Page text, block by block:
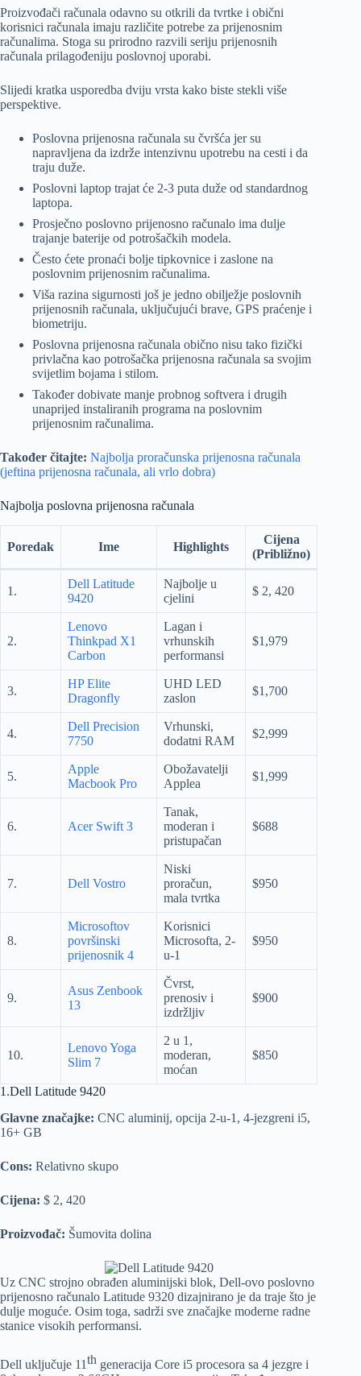
Proizvođači računala odavno su otkrili da tvrtke i obični
korisnici računala imaju različite potrebe za prijenosnim
računalima. Stoga su prirodno razvili seriju prijenosnih
računala prilagođeniju poslovnoj uporabi.
Slijedi kratka usporedba dviju vrsta kako biste stekli više
perspektive.
Poslovna prijenosna računala su čvršća jer su
napravljena da izdrže intenzivnu upotrebu na cesti i da
traju duže.
Poslovni laptop trajat će 2-3 puta duže od standardnog
laptopa.
Prosječno poslovno prijenosno računalo ima dulje
trajanje baterije od potrošačkih modela.
Često ćete pronaći bolje tipkovnice i zaslone na
poslovnim prijenosnim računalima.
Viša razina sigurnosti još je jedno obilježje poslovnih
prijenosnih računala, uključujući brave, GPS praćenje i
biometriju.
Poslovna prijenosna računala obično nisu tako fizički
privlačna kao potrošačka prijenosna računala sa svojim
svijetlim bojama i stilom.
Također dobivate manje probnog softvera i drugih
unaprijed instaliranih programa na poslovnim
prijenosnim računalima.
Također čitajte: Najbolja proračunska prijenosna računala
(jeftina prijenosna računala, ali vrlo dobra)
Najbolja poslovna prijenosna računala
Poredak Ime Highlights
Cijena
(Približno)
1.
Dell Latitude
9420
Najbolje u
cjelini
$ 2, 420
2.
Lenovo
Thinkpad X1
Carbon
Lagan i
vrhunskih
performansi
$1,979
3.
HP Elite
Dragonfly
UHD LED
zaslon
$1,700
4.
Dell Precision
7750
Vrhunski,
dodatni RAM
$2,999
5.
Apple
Macbook Pro
Obožavatelji
Applea
$1,999
6. Acer Swift 3
Tanak,
moderan i
pristupačan
$688
7. Dell Vostro
Niski
proračun,
mala tvrtka
$950
8.
Microsoftov
površinski
prijenosnik 4
Korisnici
Microsofta, 2-
u-1
$950
9.
Asus Zenbook
13
Čvrst,
prenosiv i
izdržljiv
$900
10.
Lenovo Yoga
Slim 7
2 u 1,
moderan,
moćan
$850
1.Dell Latitude 9420
Glavne značajke: CNC aluminij, opcija 2-u-1, 4-jezgreni i5,
16+ GB
Cons: Relativno skupo
Cijena: $ 2, 420
Proizvođač: Šumovita dolina
Uz CNC strojno obrađen aluminijski blok, Dell-ovo poslovno
prijenosno računalo Latitude 9320 dizajnirano je da traje što je
dulje moguće. Osim toga, sadrži sve značajke moderne radne
stanice visokih performansi.
Dell uključuje 11th generacija Core i5 procesora sa 4 jezgre i